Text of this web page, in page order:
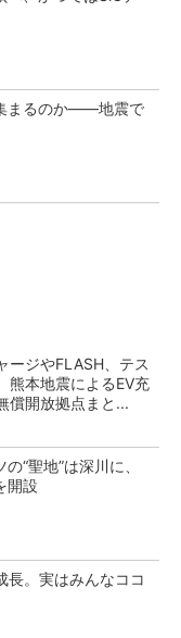
まるのか――地震で
ージやFLASH、テス
本地震によるEV充
償開放拠点まと...
“聖地”は深川に、
開設
長。実はみんなココ